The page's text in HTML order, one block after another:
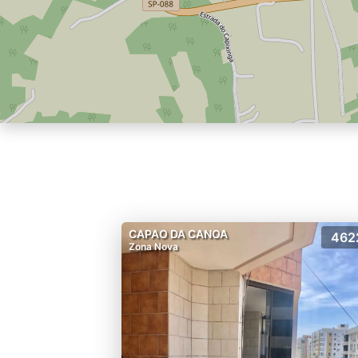
CAPAO DA CANOA
Zona Nova